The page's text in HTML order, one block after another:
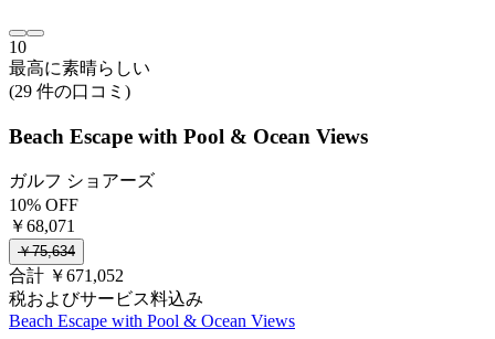
10
最高に素晴らしい
(29 件の口コミ)
Beach Escape with Pool & Ocean Views
ガルフ ショアーズ
10% OFF
￥68,071
￥75,634
合計 ￥671,052
税およびサービス料込み
Beach Escape with Pool & Ocean Views